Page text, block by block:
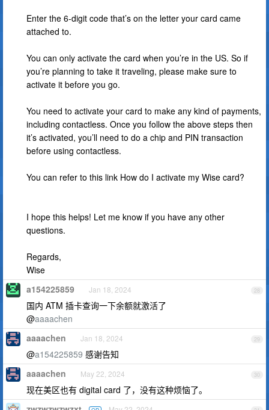
Enter the 6-digit code that’s on the letter your card came
attached to.
You can only activate the card when you’re in the US. So if
you’re planning to take it traveling, please make sure to
activate it before you go.
You need to activate your card to make any kind of payments,
including contactless. Once you follow the above steps then
it’s activated, you’ll need to do a chip and PIN transaction
before using contactless.
You can refer to this link How do I activate my Wise card?
I hope this helps! Let me know if you have any other
questions.
Regards,
Wise
28
a154225859 Jan 18, 2024
国内 ATM 插卡查询一下余额就激活了
@aaaachen
29
aaaachen Jan 18, 2024
@a154225859 感谢告知
30
aaaachen May 22, 2024
现在美区也有 digital card 了，没有这种烦恼了。